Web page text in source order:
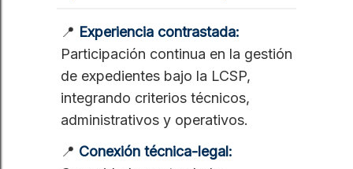
📍 Experiencia contrastada:
Participación continua en la gestión
de expedientes bajo la LCSP,
integrando criterios técnicos,
administrativos y operativos.
📍 Conexión técnica-legal: